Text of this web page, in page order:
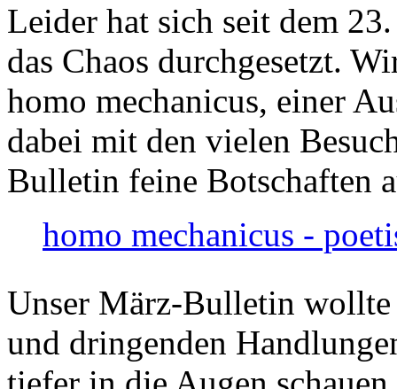
Leider hat sich seit dem
das Chaos durchgesetzt.
homo mechanicus, einer
dabei mit den vielen
Bulletin feine Botschaften
homo mechanicus -
Unser März-Bulletin
und dringenden